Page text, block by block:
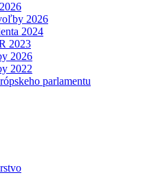
2026
2024
2023
2026
2022
parlamentu